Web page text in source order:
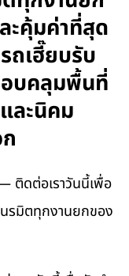
ะคุ้มค่าที่สุด
ถเฮี๊ยบรับ
อบคลุมพื้นที่
ละนิคม
ติดต่อเราวันนี้เพื่อ
นรมิตทุกงานยกของ